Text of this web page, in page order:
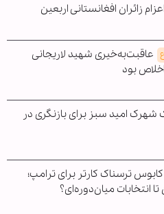
زائران افغانستانی اربعین
عاقبت‌به‌خیری شهید لاریجانی
بود
امید سبز برای بازنگری در
ترسناک کارتر برای ترامپ؛
انتخابات میان‌دوره‌ای؟